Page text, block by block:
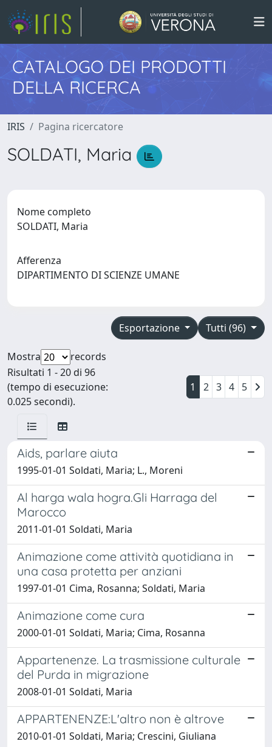
CATALOGO DEI PRODOTTI
DELLA RICERCA
IRIS Pagina ricercatore
SOLDATI, Maria
Nome completo
SOLDATI, Maria
Afferenza
DIPARTIMENTO DI SCIENZE UMANE
Tutti (96)
Esportazione
Mostra
records
Risultati 1 - 20 di 96
(tempo di esecuzione:
0.025 secondi).
1 2 3 4 5
Aids, parlare aiuta
1995-01-01 Soldati, Maria; L., Moreni
Al harga wala hogra.Gli Harraga del
Marocco
2011-01-01 Soldati, Maria
Animazione come attività quotidiana in
una casa protetta per anziani
1997-01-01 Cima, Rosanna; Soldati, Maria
Animazione come cura
2000-01-01 Soldati, Maria; Cima, Rosanna
Appartenenze. La trasmissione culturale
del Purda in migrazione
2008-01-01 Soldati, Maria
APPARTENENZE:L'altro non è altrove
2010-01-01 Soldati, Maria; Crescini, Giuliana